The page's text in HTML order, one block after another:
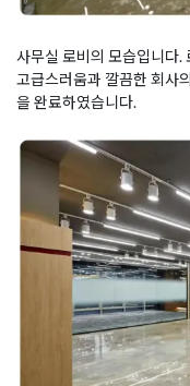
사무실 로비의 모습입니다.
고급스러움과 깔끔한 회사
을 완료하였습니다.